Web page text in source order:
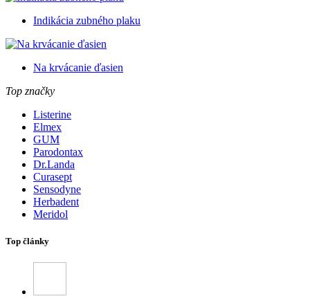
Indikácia zubného plaku
Na krvácanie ďasien
Top značky
Listerine
Elmex
GUM
Parodontax
Dr.Landa
Curasept
Sensodyne
Herbadent
Meridol
Top články